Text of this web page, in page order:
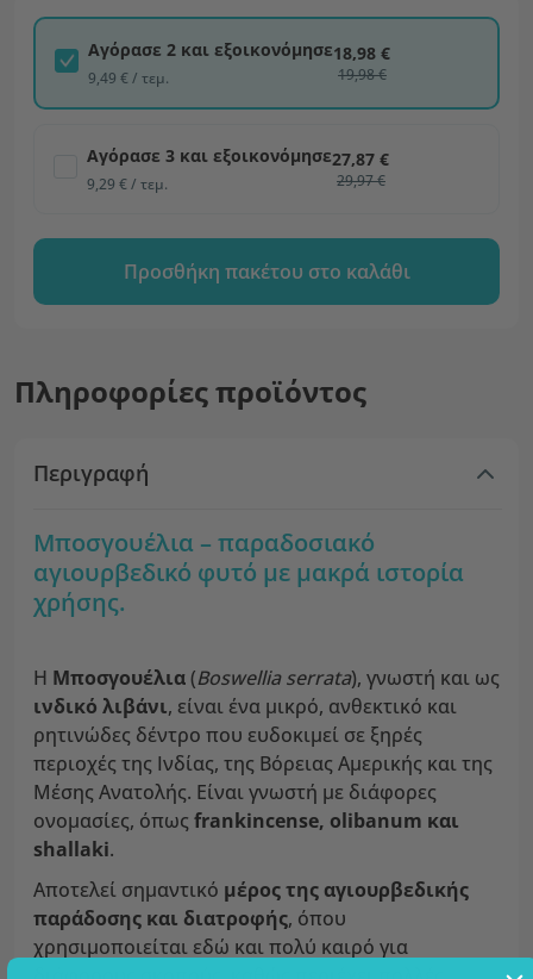
Αγόρασε 2 και εξοικονόμησε
9,49 € / τεμ.
18,98 €
19,98 €
Αγόρασε 3 και εξοικονόμησε
9,29 € / τεμ.
27,87 €
29,97 €
Προσθήκη πακέτου στο καλάθι
Πληροφορίες προϊόντος
Περιγραφή
Mποσγουέλια – παραδοσιακό
αγιουρβεδικό φυτό με μακρά ιστορία
χρήσης.
Η Mποσγουέλια(Boswellia serrata), γνωστή και ως
ινδικό λιβάνι, είναι ένα μικρό, ανθεκτικό και
ρητινώδες δέντρο που ευδοκιμεί σε ξηρές
περιοχές της Ινδίας, της Βόρειας Αμερικής και της
Μέσης Ανατολής. Είναι γνωστή με διάφορες
ονομασίες, όπως frankincense, olibanum και
shallaki.
Αποτελεί σημαντικό μέρος της αγιουρβεδικής
παράδοσης και διατροφής, όπου
χρησιμοποιείται εδώ και πολύ καιρό για